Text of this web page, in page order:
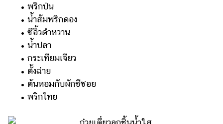
Infographic
บริการ
กระปุก
คอร์ส
ออนไลน์
• พริกป่น
• น้ำส้มพริกดอง
• ซีอิ้วดำหวาน
• น้ำปลา
• กระเทียมเจียว
• ตั้งฉ่าย
• ต้นหอมกับผักชีซอย
• พริกไทย